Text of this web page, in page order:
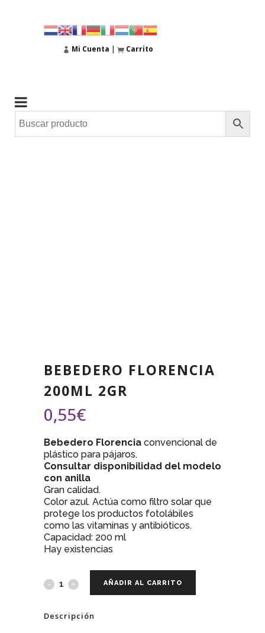
Mi Cuenta | Carrito
BEBEDERO FLORENCIA
200ML 2GR
0,55€
Bebedero Florencia convencional de
plástico para pájaros.
Consultar disponibilidad del modelo
con anilla
Gran calidad.
Color azul. Actúa como filtro solar que
protege los productos fotolábiles
como las vitaminas y antibióticos.
Capacidad: 200 ml
Hay existencias
AÑADIR AL CARRITO
Descripción